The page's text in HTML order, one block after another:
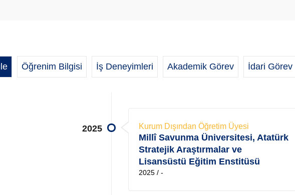
Öğrenim Bilgisi İş Deneyimleri Akademik Görev İdari Görev
2025 Kurum Dışından Öğretim Üyesi
Millî Savunma Üniversitesi, Atatürk
Stratejik Araştırmalar ve
Lisansüstü Eğitim Enstitüsü
2025 / -